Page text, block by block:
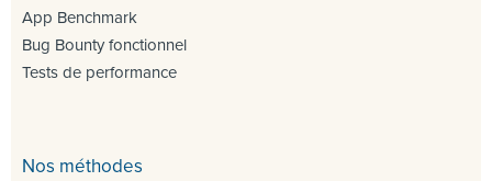
App Benchmark
Bug Bounty fonctionnel
Tests de performance
Nos méthodes